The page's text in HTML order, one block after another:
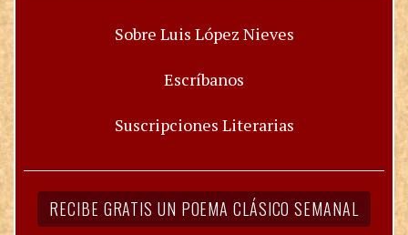
Sobre Luis López Nieves
Escríbanos
Suscripciones Literarias
RECIBE GRATIS UN POEMA CLÁSICO SEMANAL